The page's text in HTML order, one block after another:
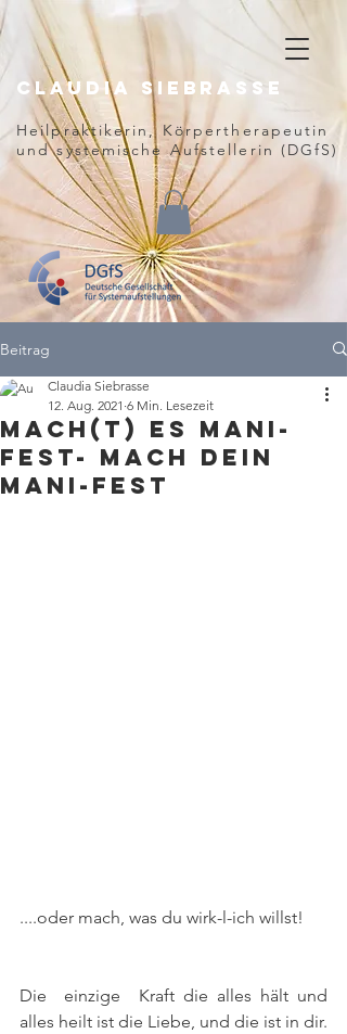
Claudia Siebrasse
Heilpraktikerin, Körpertherapeutin
undsystemische Aufstellerin (DGfS)
Beitrag
Mach(t) ES mani-
fest- Mach DEIN
Mani-FEST
Claudia Siebrasse
12. Aug. 2021 6 Min. Lesezeit
....oder mach, was du wirk-l-ich willst!
Die  einzige  Kraft die alles hält und
alles heilt ist die Liebe, und die ist in dir.